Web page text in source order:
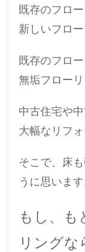
既存のフロ
新しいフロ
既存のフロ
無垢フロー
中古住宅や
大幅なリフ
そこで、床
うに思います
もし、も
リングな